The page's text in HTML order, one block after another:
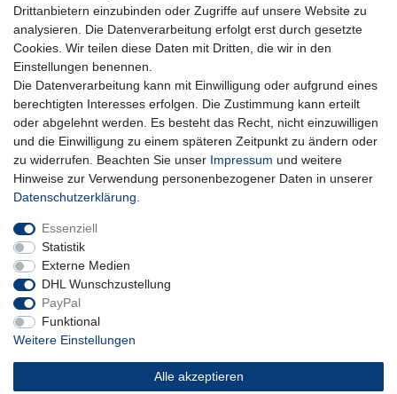
Hiermit bestätige ich, dass ich dieDaten­schutz­erklärunggelesen habe. Meine
Einwilligung kann ich jederzeit widerrufen.**
** Hierbei handelt es sich um ein Pflichtfeld.
Impressum Daten­schutz­erklärung AGB
Drittanbietern einzubinden oder Zugriffe auf unsere Website zu
analysieren. Die Datenverarbeitung erfolgt erst durch gesetzte
Cookies. Wir teilen diese Daten mit Dritten, die wir in den
Einstellungen benennen.
Die Datenverarbeitung kann mit Einwilligung oder aufgrund eines
berechtigten Interesses erfolgen. Die Zustimmung kann erteilt
oder abgelehnt werden. Es besteht das Recht, nicht einzuwilligen
und die Einwilligung zu einem späteren Zeitpunkt zu ändern oder
zu widerrufen. Beachten Sie unser Impressum und weitere
Hinweise zur Verwendung personenbezogener Daten in unserer
Daten­schutz­erklärung
Essenziell
Statistik
Externe Medien
DHL Wunschzustellung
PayPal
Funktional
Weitere Einstellungen
Alle akzeptieren